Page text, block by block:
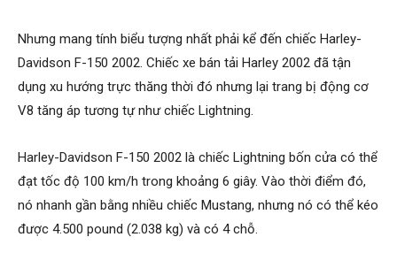
Nhưng mang tính biểu tượng nhất phải kể đến chiếc Harley-
Davidson F-150 2002. Chiếc xe bán tải Harley 2002 đã tận
dụng xu hướng trực thăng thời đó nhưng lại trang bị động cơ
V8 tăng áp tương tự như chiếc Lightning.
Harley-Davidson F-150 2002 là chiếc Lightning bốn cửa có thể
đạt tốc độ 100 km/h trong khoảng 6 giây. Vào thời điểm đó,
nó nhanh gần bằng nhiều chiếc Mustang, nhưng nó có thể kéo
được 4.500 pound (2.038 kg) và có 4 chỗ.